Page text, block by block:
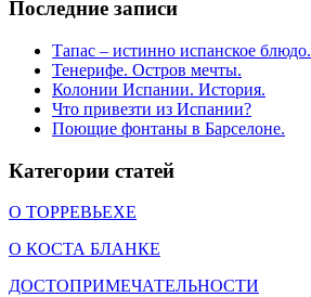
Последние записи
Тапас – истинно испанское блюдо.
Тенерифе. Остров мечты.
Колонии Испании. История.
Что привезти из Испании?
Поющие фонтаны в Барселоне.
Категории статей
О ТОРРЕВЬЕХЕ
О КОСТА БЛАНКЕ
ДОСТОПРИМЕЧАТЕЛЬНОСТИ